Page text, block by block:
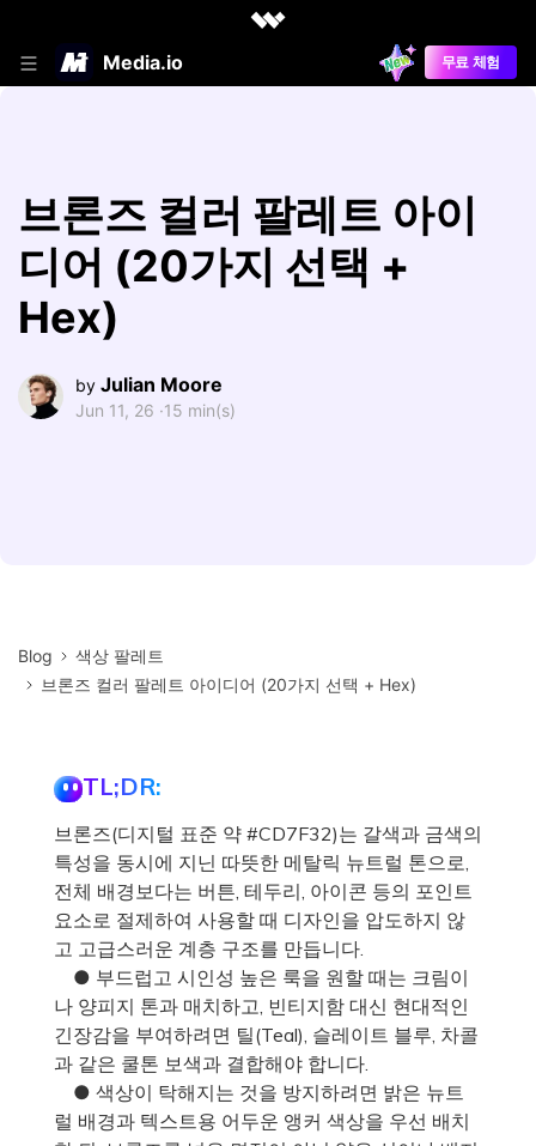
Media.io 무료 체험
브론즈 컬러 팔레트 아이
디어 (20가지 선택 +
Hex)
by Julian Moore
Jun 11, 26 ·15 min(s)
Blog
색상 팔레트
브론즈 컬러 팔레트 아이디어 (20가지 선택 + Hex)
TL;DR:
브론즈(디지털 표준 약 #CD7F32)는 갈색과 금색의
특성을 동시에 지닌 따뜻한 메탈릭 뉴트럴 톤으로,
전체 배경보다는 버튼, 테두리, 아이콘 등의 포인트
요소로 절제하여 사용할 때 디자인을 압도하지 않
고 고급스러운 계층 구조를 만듭니다.
● 부드럽고 시인성 높은 룩을 원할 때는 크림이
나 양피지 톤과 매치하고, 빈티지함 대신 현대적인
긴장감을 부여하려면 틸(Teal), 슬레이트 블루, 차콜
과 같은 쿨톤 보색과 결합해야 합니다.
● 색상이 탁해지는 것을 방지하려면 밝은 뉴트
럴 배경과 텍스트용 어두운 앵커 색상을 우선 배치